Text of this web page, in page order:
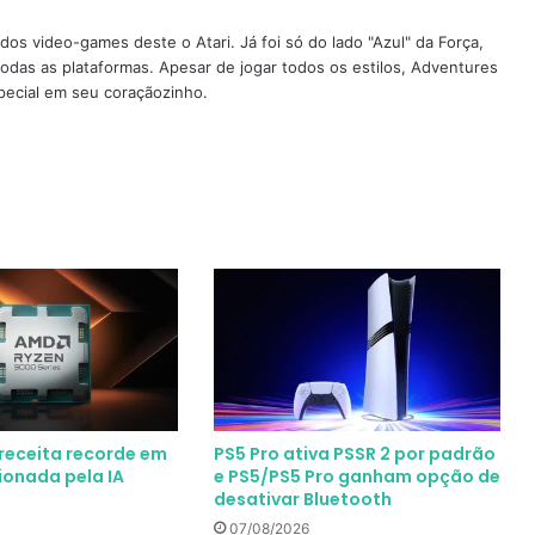
video-games deste o Atari. Já foi só do lado "Azul" da Força,
as plataformas. Apesar de jogar todos os estilos, Adventures
em seu coraçãozinho.
recorde em
pela IA
PS5 Pro ativa PSSR 2 por padrão
e PS5/PS5 Pro ganham opção de
desativar Bluetooth
07/08/2026